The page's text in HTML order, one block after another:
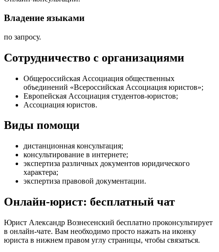
Владение языками
по запросу.
Сотрудничество с организациями
Общероссийская Ассоциация общественных
объединений «Всероссийская Ассоциация юристов»;
Европейская Ассоциация студентов-юристов;
Ассоциация юристов.
Виды помощи
дистанционная консультация;
консультирование в интернете;
экспертиза различных документов юридического
характера;
экспертиза правовой документации.
Онлайн-юрист: бесплатный чат
Юрист Александр Вознесенский бесплатно проконсультирует
в онлайн-чате. Вам необходимо просто нажать на иконку
юриста в нижнем правом углу страницы, чтобы связаться.